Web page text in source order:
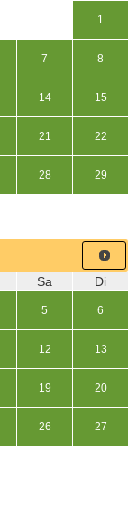
1
7 8
14 15
21 22
28 29
Sa Di
5 6
12 13
19 20
26 27